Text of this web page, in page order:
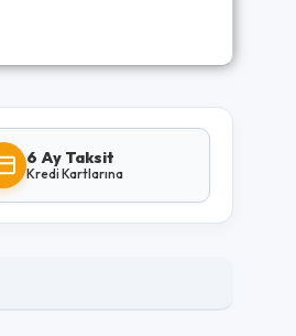
6 Ay Taksit
Kredi Kartlarına